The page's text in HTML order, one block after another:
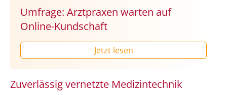
Umfrage: Arztpraxen warten auf
Online-Kundschaft
Jetzt lesen
Zuverlässig vernetzte Medizintechnik